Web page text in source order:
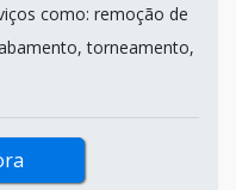
como: remoção de
torneamento,